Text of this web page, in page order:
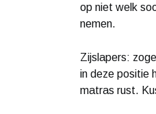
op niet welk
nemen.
Zijslapers:
in deze positie
matras rust.